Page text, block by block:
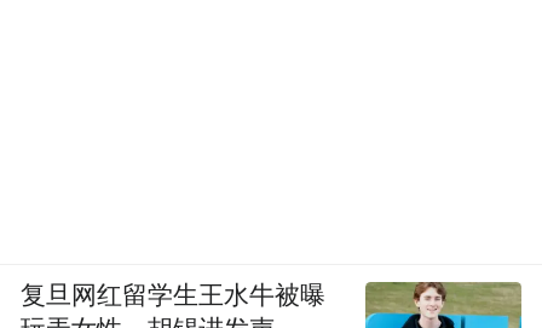
复旦网红留学生王水牛被曝